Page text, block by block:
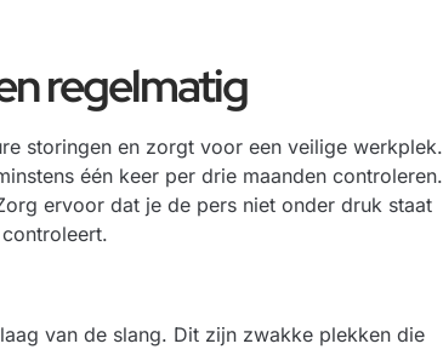
regelmatig
storingen en zorgt voor een veilige werkplek.
één keer per drie maanden controleren.
ervoor dat je de pers niet onder druk staat
van de slang. Dit zijn zwakke plekken die